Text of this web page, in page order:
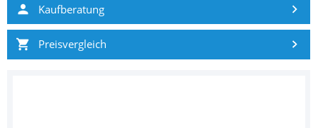
Kaufberatung
Preisvergleich